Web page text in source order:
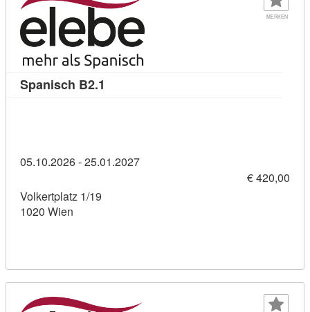
MERKEN
Spanisch B2.1
05.10.2026 - 25.01.2027
€ 420,00
Volkertplatz 1/19
1020 Wien